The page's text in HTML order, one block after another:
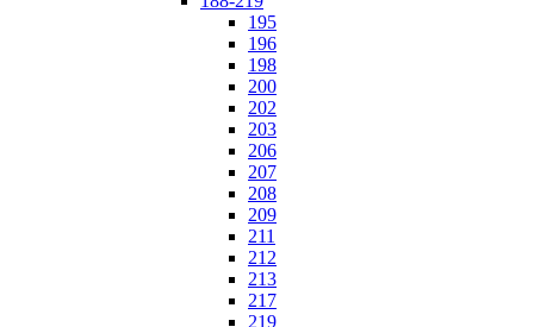
195
196
198
200
202
203
206
207
208
209
211
212
213
217
219